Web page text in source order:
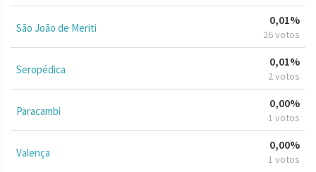
São João de Meriti
0,01%
26 votos
Seropédica
0,01%
2 votos
Paracambi
0,00%
1 votos
Valença
0,00%
1 votos